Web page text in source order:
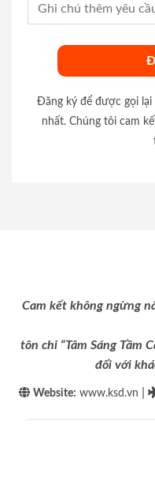
Đăng ký để được gọi
nhất. Chúng tôi cam
Cam kết không ngừng
tôn chỉ “Tâm Sáng Tầm
đối với
Website: www.ksd.vn